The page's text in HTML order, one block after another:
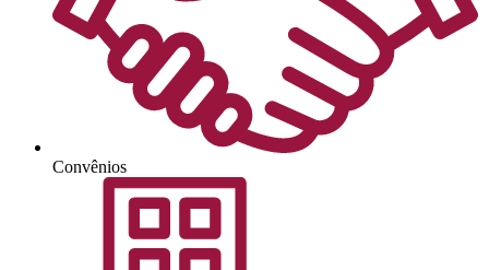
Convênios